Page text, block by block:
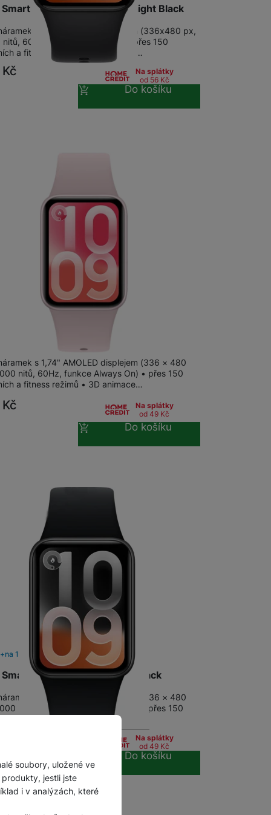
soubory, uložené ve
jestli jste
i v analýzách, které
Band 10 Pro NFC Midnight Black
s 1,74" AMOLED displejem (336x480 px,
nitů, 60Hz, funkce Always On) • přes 150
a fitness režimů • 3D animace…
Kč
Na splátky
od 56 Kč
Do košíku
Band 10 Pro Lavender Pink
s 1,74" AMOLED displejem (336 × 480
nitů, 60Hz, funkce Always On) • přes 150
a fitness režimů • 3D animace…
Kč
Na splátky
od 49 Kč
Do košíku
Band 10 Pro Midnight Black
na 1 prodejně
s 1,74" AMOLED displejem (336 × 480
nitů, 60Hz, funkce Always On) • přes 150
a fitness režimů • 3D animace…
Na splátky
od 49 Kč
Do košíku